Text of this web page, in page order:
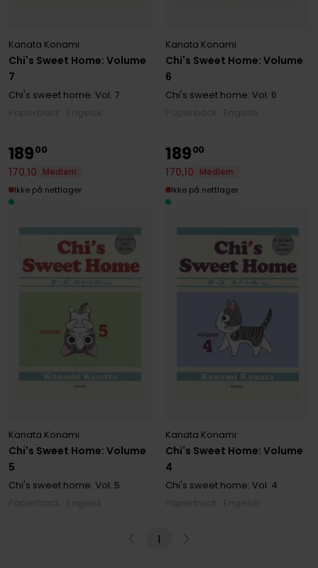
Chi's Sweet Home: Volume
7
Kanata Konami
Chi's sweet home: Vol. 7
Chi's Sweet Home: Volume
6
Kanata Konami
Chi's sweet home: Vol. 6
Chi's Sweet Home: Volume
5
Kanata Konami
Chi's sweet home: Vol. 5
18900
170,10
Medlem
Ikke på nettlager
Chi's Sweet Home: Volume
4
Kanata Konami
Chi's sweet home: Vol. 4
18900
170,10
Medlem
Ikke på nettlager
1